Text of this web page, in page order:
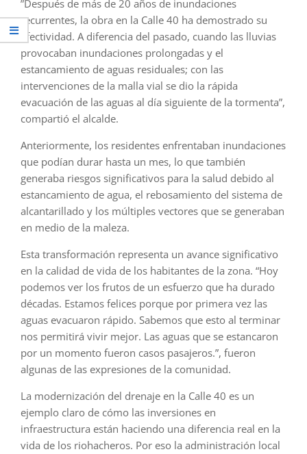
”Después de más de 20 años de inundaciones
recurrentes, la obra en la Calle 40 ha demostrado su
efectividad. A diferencia del pasado, cuando las lluvias
provocaban inundaciones prolongadas y el
estancamiento de aguas residuales; con las
intervenciones de la malla vial se dio la rápida
evacuación de las aguas al día siguiente de la tormenta”,
compartió el alcalde.
Anteriormente, los residentes enfrentaban inundaciones
que podían durar hasta un mes, lo que también
generaba riesgos significativos para la salud debido al
estancamiento de agua, el rebosamiento del sistema de
alcantarillado y los múltiples vectores que se generaban
en medio de la maleza.
Esta transformación representa un avance significativo
en la calidad de vida de los habitantes de la zona. “Hoy
podemos ver los frutos de un esfuerzo que ha durado
décadas. Estamos felices porque por primera vez las
aguas evacuaron rápido. Sabemos que esto al terminar
nos permitirá vivir mejor. Las aguas que se estancaron
por un momento fueron casos pasajeros.”, fueron
algunas de las expresiones de la comunidad.
La modernización del drenaje en la Calle 40 es un
ejemplo claro de cómo las inversiones en
infraestructura están haciendo una diferencia real en la
vida de los riohacheros. Por eso la administración local